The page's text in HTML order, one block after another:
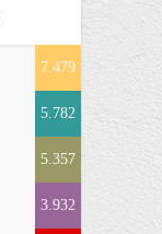
7.479
5.782
5.357
3.932